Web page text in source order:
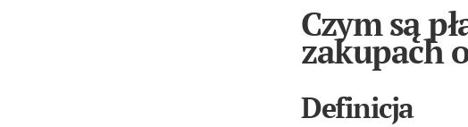
Czym są
zakupach
Definicja